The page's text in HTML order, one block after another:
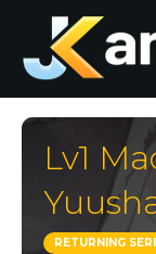
Lv1
RETURNING